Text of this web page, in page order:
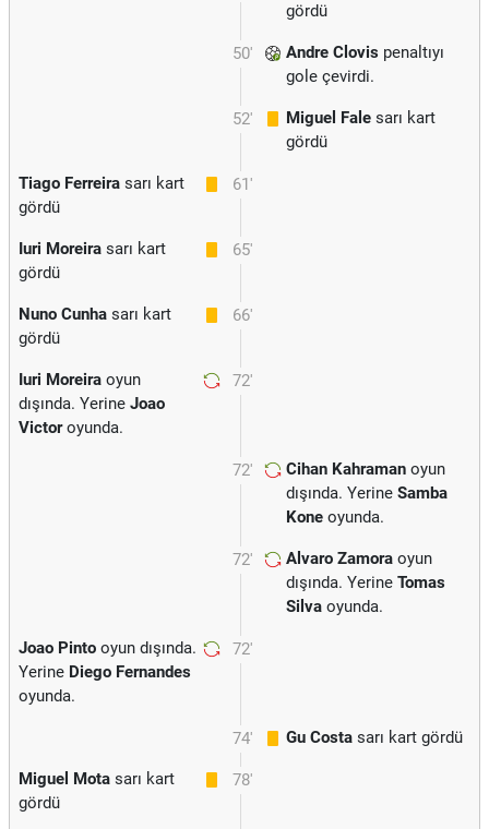
gördü
50' Andre Clovis penaltıyı
gole çevirdi.
52' Miguel Fale sarı kart
gördü
61'
Tiago Ferreira sarı kart
gördü
65'
Iuri Moreira sarı kart
gördü
66'
Nuno Cunha sarı kart
gördü
72'
Iuri Moreira oyun
dışında. Yerine Joao
Victoroyunda.
72' Cihan Kahraman oyun
dışında. Yerine Samba
Kone oyunda.
72' Alvaro Zamora oyun
dışında. Yerine Tomas
Silva oyunda.
72'
Joao Pinto oyun dışında.
Yerine Diego Fernandes
oyunda.
74' Gu Costa sarı kart gördü
78'
Miguel Mota sarı kart
gördü